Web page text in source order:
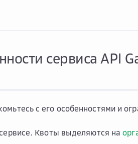
сервиса API
с его особенностями и
Квоты выделяются на